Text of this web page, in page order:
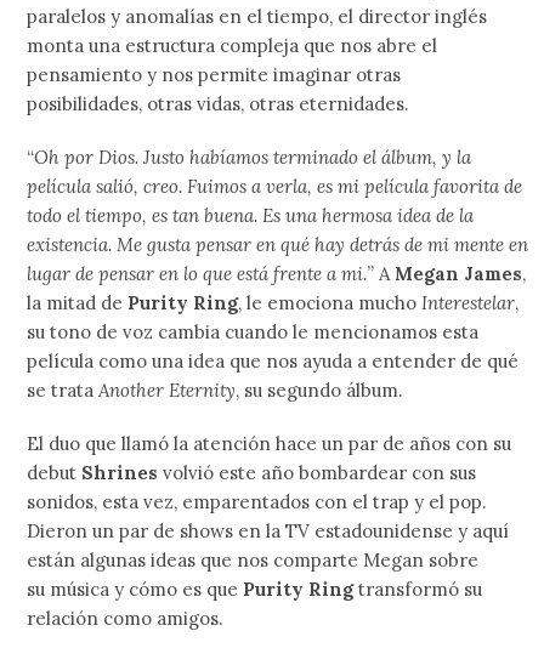
paralelos y anomalías en el tiempo, el director inglés
monta una estructura compleja que nos abre el
pensamiento y nos permite imaginar otras
posibilidades, otras vidas, otras eternidades.
“Oh por Dios. Justo habíamos terminado el álbum, y la
película salió, creo. Fuimos a verla, es mi película favorita de
todo el tiempo, es tan buena. Es una hermosa idea de la
existencia. Me gusta pensar en qué hay detrás de mi mente en
lugar de pensar en lo que está frente a mi.” A Megan James,
la mitad de Purity Ring, le emociona mucho Interestelar,
su tono de voz cambia cuando le mencionamos esta
película como una idea que nos ayuda a entender de qué
se trata Another Eternity, su segundo álbum.
El duo que llamó la atención hace un par de años con su
debut Shrines volvió este año bombardear con sus
sonidos, esta vez, emparentados con el trap y el pop.
Dieron un par de shows en la TV estadounidense y aquí
están algunas ideas que nos comparte Megan sobre
su música y cómo es que Purity Ringtransformó su
relación como amigos.